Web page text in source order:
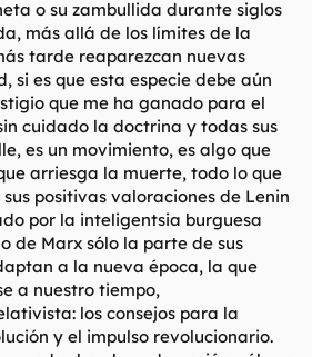
o su zambullida durante siglos
más allá de los límites de la
tarde reaparezcan nuevas
si es que esta especie debe aún
que me ha ganado para el
cuidado la doctrina y todas sus
es un movimiento, es algo que
arriesga la muerte, todo lo que
positivas valoraciones de Lenin
por la inteligentsia burguesa
de Marx sólo la parte de sus
a la nueva época, la que
a nuestro tiempo,
los consejos para la
y el impulso revolucionario.